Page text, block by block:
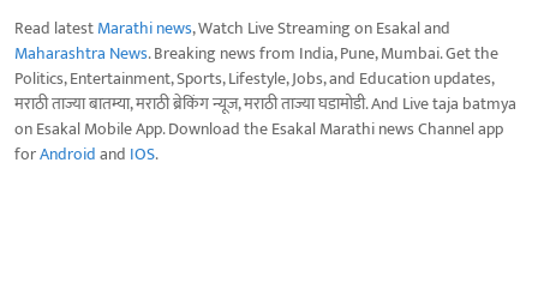
Read latestMarathi news, Watch Live Streaming on Esakal and
Maharashtra News. Breaking news from India, Pune, Mumbai. Get the
Politics, Entertainment, Sports, Lifestyle, Jobs, and Education updates,
मराठी ताज्या बातम्या, मराठी ब्रेकिंग न्यूज, मराठी ताज्या घडामोडी. And Live taja batmya
on Esakal Mobile App. Download the Esakal Marathi news Channel app
forAndroidand IOS.